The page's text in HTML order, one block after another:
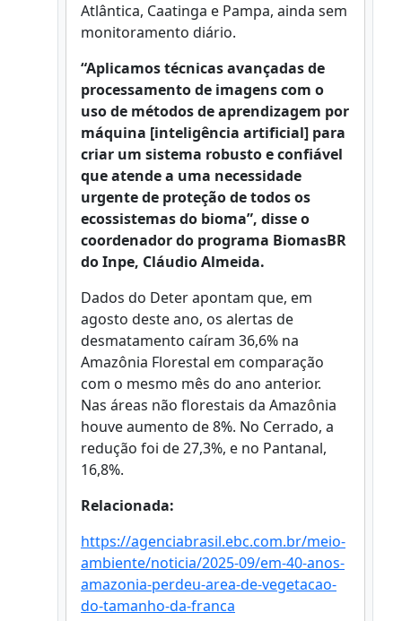
Atlântica, Caatinga e Pampa, ainda sem
monitoramento diário.
“Aplicamos técnicas avançadas de
processamento de imagens com o
uso de métodos de aprendizagem por
máquina [inteligência artificial] para
criar um sistema robusto e confiável
que atende a uma necessidade
urgente de proteção de todos os
ecossistemas do bioma”, disse o
coordenador do programa BiomasBR
do Inpe, Cláudio Almeida.
Dados do Deter apontam que, em
agosto deste ano, os alertas de
desmatamento caíram 36,6% na
Amazônia Florestal em comparação
com o mesmo mês do ano anterior.
Nas áreas não florestais da Amazônia
houve aumento de 8%. No Cerrado, a
redução foi de 27,3%, e no Pantanal,
16,8%.
Relacionada:
https://agenciabrasil.ebc.com.br/meio-
ambiente/noticia/2025-09/em-40-anos-
amazonia-perdeu-area-de-vegetacao-
do-tamanho-da-franca